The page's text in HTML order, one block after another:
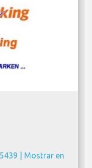
| Mostrar en